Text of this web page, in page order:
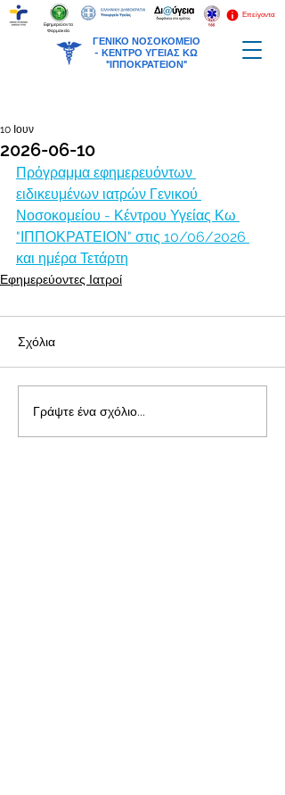
ΓΕΝΙΚΟ ΝΟΣΟΚΟΜΕΙΟ
- ΚΕΝΤΡΟ ΥΓΕΙΑΣ ΚΩ
"ΙΠΠΟΚΡΑΤΕΙΟΝ"
Επείγοντα
Εφημερεύοντα
Φαρμακεία
2026-06-10
10 Ιουν
Πρόγραμμα εφημερευόντων
ειδικευμένων ιατρών Γενικού
Νοσοκομείου - Κέντρου Υγείας Κω
"ΙΠΠΟΚΡΑΤΕΙΟΝ" στις 10/06/2026
και ημέρα Τετάρτη
Εφημερεύοντες Ιατροί
Σχόλια
Γράψτε ένα σχόλιο...